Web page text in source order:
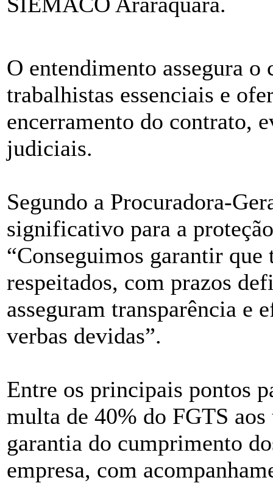
O entendimento assegura
trabalhistas essenciais e
encerramento do contrato,
judiciais.
Segundo a Procuradora-
significativo para a
“Conseguimos garantir
respeitados, com prazos
asseguram transparência e
verbas devidas”.
Entre os principais pontos
multa de 40% do FGTS
garantia do cumprimento
empresa, com